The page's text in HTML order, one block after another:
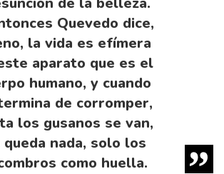
Quevedo dice,
la vida es efímera
aparato que es el
humano, y cuando
de corromper,
los gusanos se van,
queda nada, solo los
como huella.